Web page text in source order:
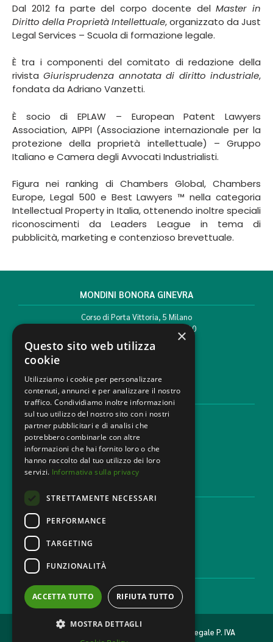
Dal 2012 fa parte del corpo docente delMaster in
Diritto della Proprietà Intellettuale, organizzato da Just
Legal Services – Scuola di formazione legale.
È tra i componenti del comitato di redazione della
rivistaGiurisprudenza annotata di diritto industriale,
fondata da Adriano Vanzetti.
È socio di EPLAW – European Patent Lawyers
Association, AIPPI (Associazione internazionale per la
protezione della proprietà intellettuale) – Gruppo
Italiano e Camera degli Avvocati Industrialisti.
Figura nei ranking di Chambers Global, Chambers
Europe, Legal 500 e Best Lawyers ™ nella categoria
Intellectual Property in Italia, ottenendo inoltre speciali
riconoscimenti da Leaders League in tema di
pubblicità, marketing e contenzioso brevettuale.
MONDINI BONORA GINEVRA
Corso di Porta Vittoria, 5 Milano
T. +39 02 777351 F. +39 02 784510
info@mbg.legal
AREE LEGALI
Aree di Competenza
Settori
Studio legale
Contatti
Lavora con noi
2026 © MONDINI BONORA GINEVRA Studio legale P. IVA
×
Questo sito web utilizza
cookie
Utilizziamo i cookie per personalizzare
contenuti, annunci e per analizzare il nostro
traffico. Condividiamo inoltre informazioni
sul tuo utilizzo del nostro sito con i nostri
partner pubblicitari e di analisi che
potrebbero combinarle con altre
informazioni che hai fornito loro o che
hanno raccolto dal tuo utilizzo dei loro
servizi. Informativa sulla privacy
STRETTAMENTE NECESSARI
PERFORMANCE
TARGETING
FUNZIONALITÀ
ACCETTA TUTTO RIFIUTA TUTTO
MOSTRA DETTAGLI